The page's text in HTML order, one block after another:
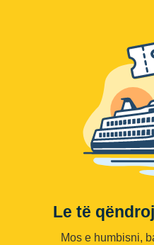
Le të
Mos e humbisni,